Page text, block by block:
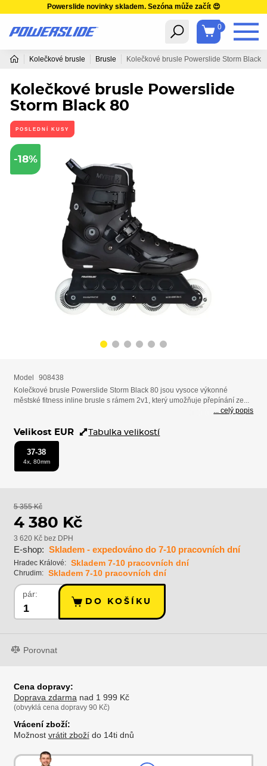
Powerslide novinky skladem. Sezóna může začít 😍
0
Kolečkové brusle Brusle Kolečkové brusle Powerslide Storm Black
Kolečkové brusle Powerslide
Storm Black 80
POSLEDNÍ KUSY
-18%
Model
908438
Kolečkové brusle Powerslide Storm Black 80 jsou vysoce výkonné
městské fitness inline brusle s rámem 2v1, který umožňuje přepínání ze...
... celý popis
Velikost EUR Tabulka velikostí
37-38
4x, 80mm
5 355 Kč
4 380 Kč
3 620 Kč bez DPH
E-shop: Skladem - expedováno do 7-10 pracovních dní
Hradec Králové: Skladem 7-10 pracovních dní
Chrudim: Skladem 7-10 pracovních dní
pár:
DO KOŠÍKU
Porovnat
Cena dopravy:
Doprava zdarmanad 1 999 Kč
(obvyklá cena dopravy 90 Kč)
Vrácení zboží:
Možnost vrátit zbožído 14ti dnů